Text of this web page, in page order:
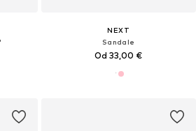
NEXT
Sandale
Od 33,00 €